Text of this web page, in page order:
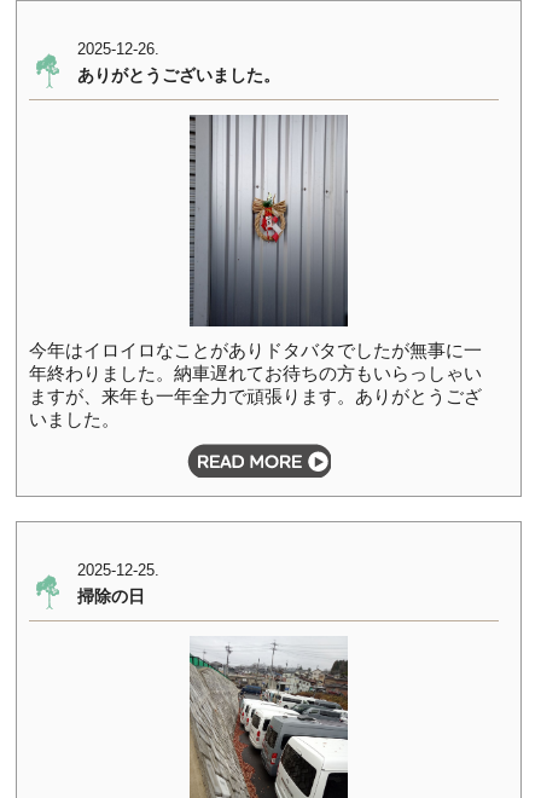
2025-12-26.
ありがとうございました。
今年はイロイロなことがありドタバタでしたが無事に一
年終わりました。納車遅れてお待ちの方もいらっしゃい
ますが、来年も一年全力で頑張ります。ありがとうござ
いました。
2025-12-25.
掃除の日